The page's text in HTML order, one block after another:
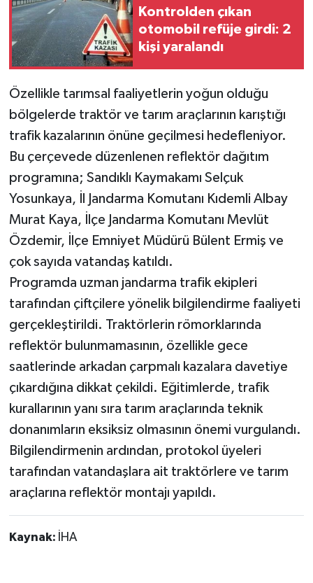
Kontrolden çıkan
otomobil refüje girdi: 2
kişi yaralandı
Özellikle tarımsal faaliyetlerin yoğun olduğu
bölgelerde traktör ve tarım araçlarının karıştığı
trafik kazalarının önüne geçilmesi hedefleniyor.
Bu çerçevede düzenlenen reflektör dağıtım
programına; Sandıklı Kaymakamı Selçuk
Yosunkaya, İl Jandarma Komutanı Kıdemli Albay
Murat Kaya, İlçe Jandarma Komutanı Mevlüt
Özdemir, İlçe Emniyet Müdürü Bülent Ermiş ve
çok sayıda vatandaş katıldı.
Programda uzman jandarma trafik ekipleri
tarafından çiftçilere yönelik bilgilendirme faaliyeti
gerçekleştirildi. Traktörlerin römorklarında
reflektör bulunmamasının, özellikle gece
saatlerinde arkadan çarpmalı kazalara davetiye
çıkardığına dikkat çekildi. Eğitimlerde, trafik
kurallarının yanı sıra tarım araçlarında teknik
donanımların eksiksiz olmasının önemi vurgulandı.
Bilgilendirmenin ardından, protokol üyeleri
tarafından vatandaşlara ait traktörlere ve tarım
araçlarına reflektör montajı yapıldı.
Kaynak: İHA